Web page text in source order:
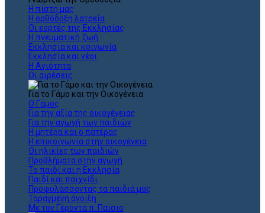
Η πίστη μας
Η ορθόδοξη λατρεία
Οι εορτές της Εκκλησίας
Η πνευματική ζωή
Εκκλησία και κοινωνία
Εκκλησία και νέοι
Η Αγιότητα
Οι αιρέσεις
Για το Γάμο και την Οικογένεια
Ο Γάμος
Για την αξία της οικογένειας
Για την αγωγή των παιδιών
Η μητέρα και ο πατέρας
Η επικοινωνία στην οικογένεια
Οι ηλικίες των παιδιών
Προβλήματα στην αγωγή
Το παιδί και η Εκκλησία
Παιδί και παιχνίδι
Προφυλάσσοντας τα παιδιά μας
Ταραγμένη άνοιξη
Με τον Γέροντα π. Παϊσιο